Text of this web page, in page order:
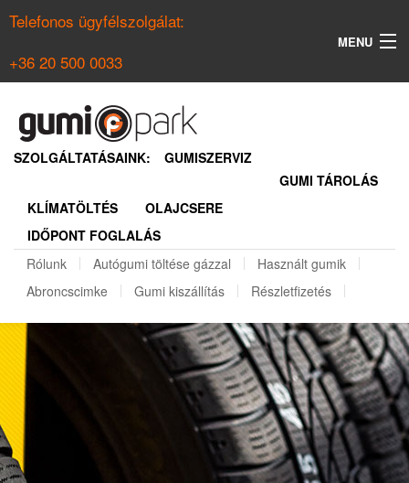
Telefonos ügyfélszolgálat:
+36 20 500 0033
MENU
NYÁRI GUMI KERESŐ
REGISZTRÁCIÓ
SZOLGÁLTATÁSAINK:
GUMISZERVIZ
GUMI TÁROLÁS
KLÍMATÖLTÉS
OLAJCSERE
IDŐPONT FOGLALÁS
Rólunk
Autógumi töltése gázzal
Használt gumik
Abroncscimke
Gumi kiszállítás Részletfizetés